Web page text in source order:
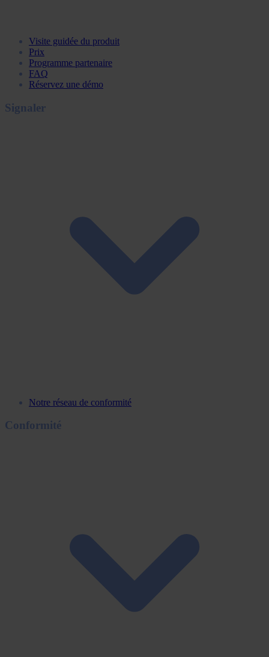
Visite guidée du produit
Prix
Programme partenaire
FAQ
Réservez une démo
Signaler
Notre réseau de conformité
Conformité